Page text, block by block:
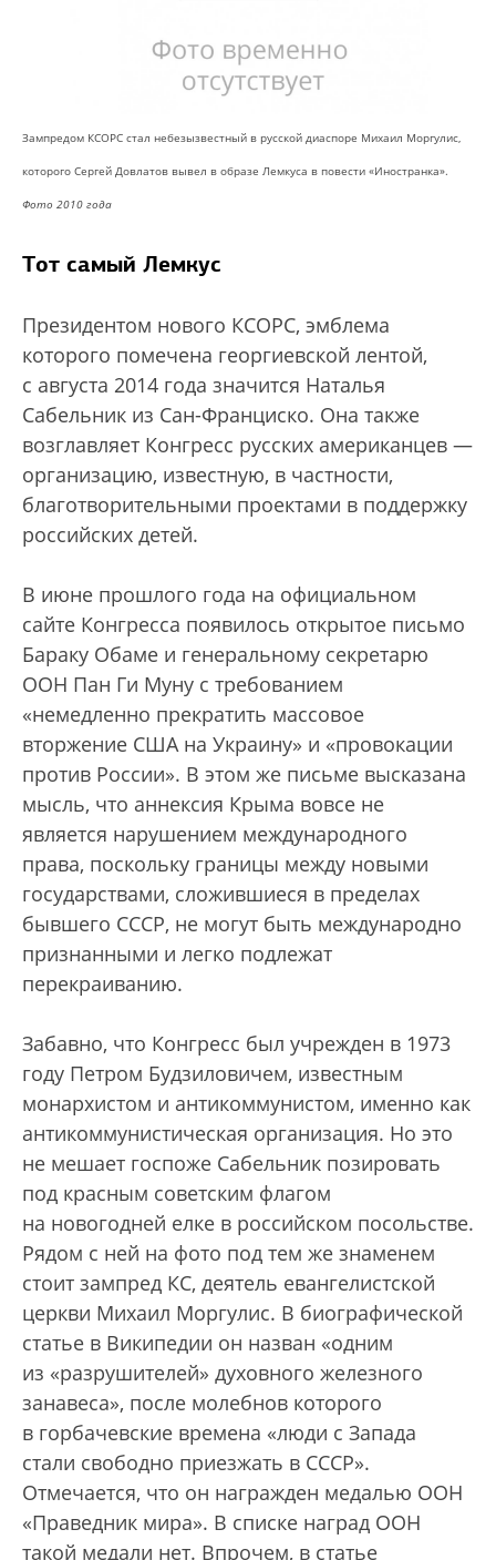
Зампредом КСОРС стал небезызвестный в русской диаспоре Михаил Моргулис,
которого Сергей Довлатов вывел в образе Лемкуса в повести «Иностранка».
Фото 2010 года
Тот самый Лемкус
Президентом нового КСОРС, эмблема
которого помечена георгиевской лентой,
с августа 2014 года значится Наталья
Сабельник из Сан-Франциско. Она также
возглавляет Конгресс русских американцев —
организацию, известную, в частности,
благотворительными проектами в поддержку
российских детей.
В июне прошлого года на официальном
сайте Конгресса появилось открытое письмо
Бараку Обаме и генеральному секретарю
ООН Пан Ги Муну с требованием
«немедленно прекратить массовое
вторжение США на Украину» и «провокации
против России». В этом же письме высказана
мысль, что аннексия Крыма вовсе не
является нарушением международного
права, поскольку границы между новыми
государствами, сложившиеся в пределах
бывшего СССР, не могут быть международно
признанными и легко подлежат
перекраиванию.
Забавно, что Конгресс был учрежден в 1973
году Петром Будзиловичем, известным
монархистом и антикоммунистом, именно как
антикоммунистическая организация. Но это
не мешает госпоже Сабельник позировать
под красным советским флагом
на новогодней елке в российском посольстве.
Рядом с ней на фото под тем же знаменем
стоит зампред КС, деятель евангелистской
церкви Михаил Моргулис. В биографической
статье в Википедии он назван «одним
из «разрушителей» духовного железного
занавеса», после молебнов которого
в горбачевские времена «люди с Запада
стали свободно приезжать в СССР».
Отмечается, что он награжден медалью ООН
«Праведник мира». В списке наград ООН
такой медали нет. Впрочем, в статье